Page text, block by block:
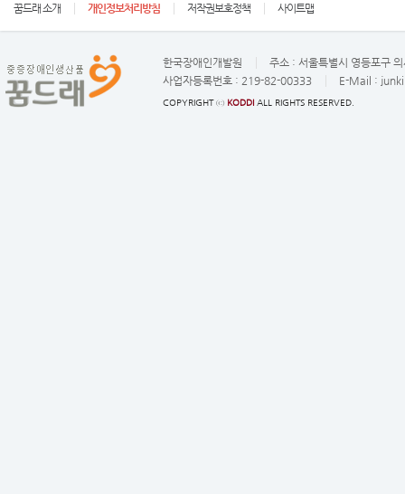
꿈드래 소개 개인정보처리방침 저작권보호정책 사이트맵
한국장애인개발원 주소 : 서울특별시 영등포구
사업자등록번호 : 219-82-00333 E-Mail :
COPYRIGHT ⓒ KODDI ALL RIGHTS RESERVED.